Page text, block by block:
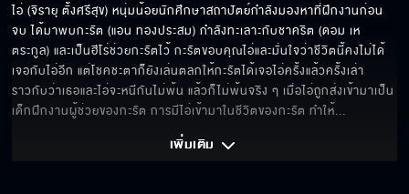
ไอ่ (จิรายุ ตั้งศรีสุข) หนุ่มน้อยนักศึกษาสถาปัตย์กำลังมองหาที่ฝึกงานก่อน
จบ ได้มาพบกะรัต (แอน ทองประสม) กำลังทะเลาะกับชาคริต (ดอม เห
ตระกูล) และเป็นฮีโร่ช่วยกะรัตไว้ กะรัตขอบคุณไอ่และมั่นใจว่าชีวิตนี้คงไม่ได้
เจอกับไอ่อีก แต่โชคชะตาก็ยังเล่นตลกให้กะรัตได้เจอไอ่ครั้งแล้วครั้งเล่า
ราวกับว่าเธอและไอ่จะหนีกันไม่พ้น แล้วก็ไม่พ้นจริง ๆ เมื่อไอ่ถูกส่งเข้ามาเป็น
เด็กฝึกงานผู้ช่วยของกะรัต การมีไอ่เข้ามาในชีวิตของกะรัต ทำให้...
เพิ่มเติม